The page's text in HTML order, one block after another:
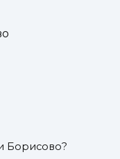
Борисово?